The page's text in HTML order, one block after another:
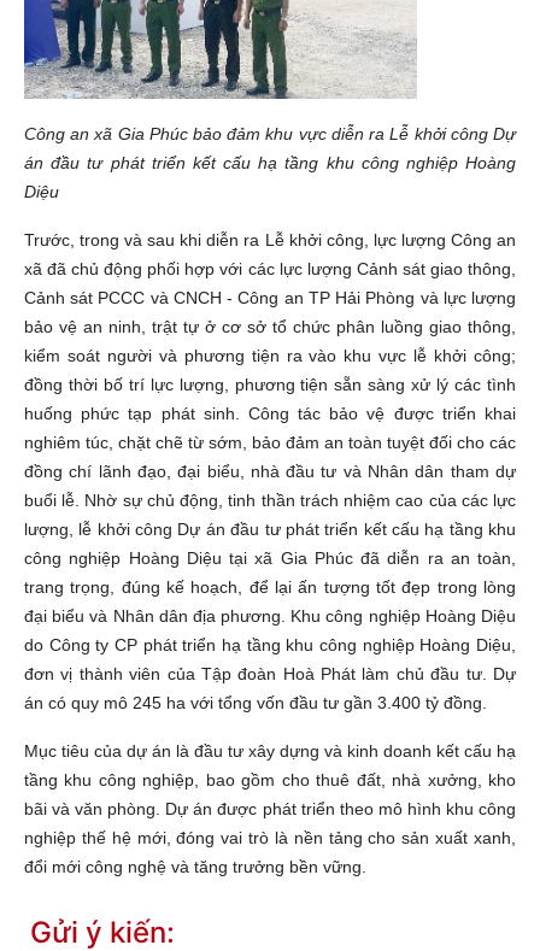
Công an xã Gia Phúc bảo đảm khu vực diễn ra Lễ khởi công Dự
án đầu tư phát triển kết cấu hạ tầng khu công nghiệp Hoàng
Diệu
Trước, trong và sau khi diễn ra Lễ khởi công, lực lượng Công an
xã đã chủ động phối hợp với các lực lượng Cảnh sát giao thông,
Cảnh sát PCCC và CNCH - Công an TP Hải Phòng và lực lượng
bảo vệ an ninh, trật tự ở cơ sở tổ chức phân luồng giao thông,
kiểm soát người và phương tiện ra vào khu vực lễ khởi công;
đồng thời bố trí lực lượng, phương tiện sẵn sàng xử lý các tình
huống phức tạp phát sinh. Công tác bảo vệ được triển khai
nghiêm túc, chặt chẽ từ sớm, bảo đảm an toàn tuyệt đối cho các
đồng chí lãnh đạo, đại biểu, nhà đầu tư và Nhân dân tham dự
buổi lễ. Nhờ sự chủ động, tinh thần trách nhiệm cao của các lực
lượng, lễ khởi công Dự án đầu tư phát triển kết cấu hạ tầng khu
công nghiệp Hoàng Diệu tại xã Gia Phúc đã diễn ra an toàn,
trang trọng, đúng kế hoạch, để lại ấn tượng tốt đẹp trong lòng
đại biểu và Nhân dân địa phương. Khu công nghiệp Hoàng Diệu
do Công ty CP phát triển hạ tầng khu công nghiệp Hoàng Diệu,
đơn vị thành viên của Tập đoàn Hoà Phát làm chủ đầu tư. Dự
án có quy mô 245 ha với tổng vốn đầu tư gần 3.400 tỷ đồng.
Mục tiêu của dự án là đầu tư xây dựng và kinh doanh kết cấu hạ
tầng khu công nghiệp, bao gồm cho thuê đất, nhà xưởng, kho
bãi và văn phòng. Dự án được phát triển theo mô hình khu công
nghiệp thế hệ mới, đóng vai trò là nền tảng cho sản xuất xanh,
đổi mới công nghệ và tăng trưởng bền vững.
Gửi ý kiến: